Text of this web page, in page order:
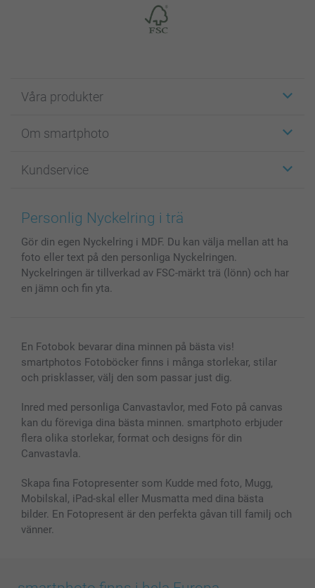
Våra produkter
Fotokort
Fotoböcker
Bilder, Fotoförstoring & Fotohäften
Skal till Mobil & Surfplatta
MyNameBook
Fotoalmanackor & Fotoagenda
Fotoramar & Tillbehör
Om smartphoto
För affiliates
Cookie Policy
Villkor och garantier
Investor Relations
Kundservice
smartgaranti
smartbonus
Priser & betalning
Status på beställningar
Personlig Nyckelring i trä
Gör din egen Nyckelring i MDF. Du kan välja mellan att ha
foto eller text på den personliga Nyckelringen.
Nyckelringen är tillverkad av FSC-märkt trä (lönn) och har
en jämn och fin yta.
En Fotobok bevarar dina minnen på bästa vis!
smartphotos Fotoböcker finns i många storlekar, stilar
och prisklasser, välj den som passar just dig.
Inred med personliga Canvastavlor, med Foto på canvas
kan du föreviga dina bästa minnen. smartphoto erbjuder
flera olika storlekar, format och designs för din
Canvastavla.
Skapa fina Fotopresenter som Kudde med foto, Mugg,
Mobilskal, iPad-skal eller Musmatta med dina bästa
bilder. En Fotopresent är den perfekta gåvan till familj och
vänner.